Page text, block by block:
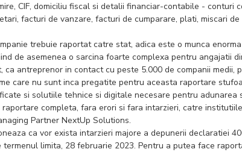
CIF, domiciliu fiscal si detalii financiar-contabile - conturi
facturi de vanzare, facturi de cumparare, plati, miscari
trebuie raportat catre stat, adica este o munca
de asemenea o sarcina foarte complexa pentru angajatii
ca antreprenor in contact cu peste 5.000 de companii medii,
care nu sunt inca pregatite pentru aceasta raportare
si solutiile tehnice si digitale necesare pentru adunarea
completa, fara erori si fara intarzieri, catre
Partner NextUp Solutions.
ca vor exista intarzieri majore a depunerii declaratiei
limita, 28 februarie 2023. Pentru a putea face